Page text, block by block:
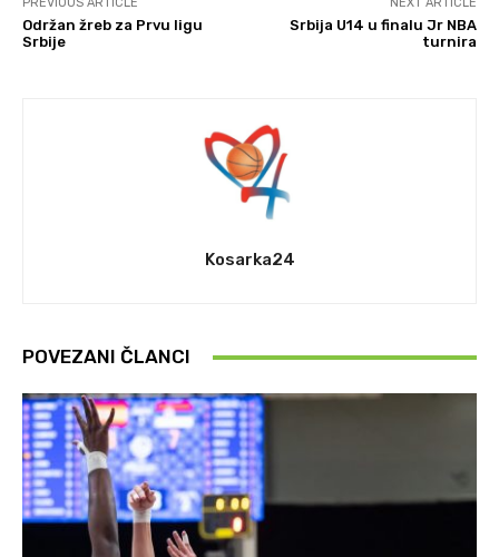
Održan žreb za Prvu ligu
Srbije
Srbija U14 u finalu Jr NBA
turnira
Kosarka24
POVEZANI ČLANCI